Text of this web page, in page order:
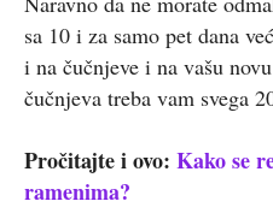
sa 10 i za samo pet dana
i na čučnjeve i na vašu
čučnjeva treba vam svega
Pročitajte i ovo: Kako se
ramenima?